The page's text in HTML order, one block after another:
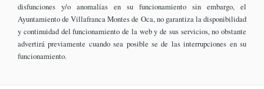
disfunciones y/o anomalías en su funcionamiento sin embargo, el
Ayuntamiento de Villafranca Montes de Oca, no garantiza la disponibilidad
y continuidad del funcionamiento de la web y de sus servicios, no obstante
advertirá previamente cuando sea posible se de las interrupciones en su
funcionamiento.